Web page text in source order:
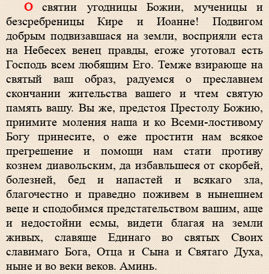
О святии угодницы Божии, мученицы и
безсребреницы Кире и Иоанне! Подвигом
добрым подвизавшася на земли, восприяли еста
на Небесех венец правды, егоже уготовал есть
Господь всем любящим Его. Темже взирающе на
святый ваш образ, радуемся о преславнем
скончании жительства вашего и чтем святую
память вашу. Вы же, предстоя Престолу Божию,
приимите моления наша и ко Всеми-лостивому
Богу принесите, о еже простити нам всякое
прегрешение и помощи нам стати противу
кознем диавольским, да избавльшеся от скорбей,
болезней, бед и напастей и всякаго зла,
благочестно и праведно поживем в нынешнем
веце и сподобимся предстательством вашим, аще
и недостойни есмы, видети благая на земли
живых, славяще Единаго во святых Своих
славимаго Бога, Отца и Сына и Святаго Духа,
ныне и во веки веков. Аминь.